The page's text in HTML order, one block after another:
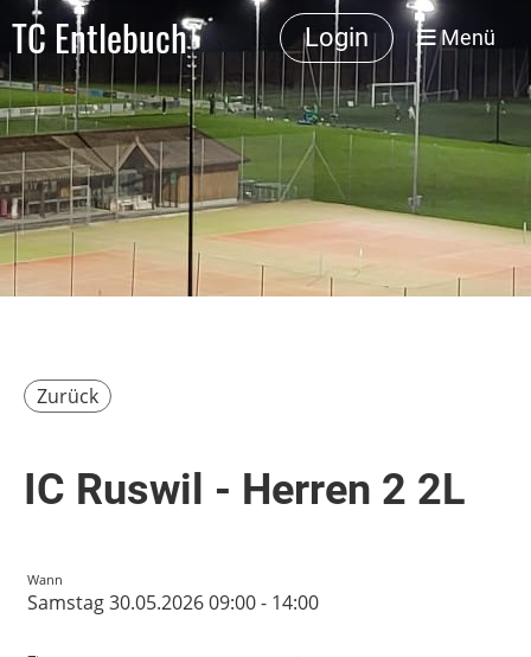
TC Entlebuch Login Menü
Zurück
IC Ruswil - Herren 2 2L
Wann
Samstag 30.05.2026 09:00 - 14:00